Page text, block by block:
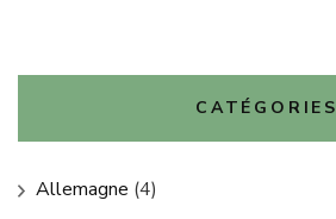
CATÉGORIES
Allemagne (4)